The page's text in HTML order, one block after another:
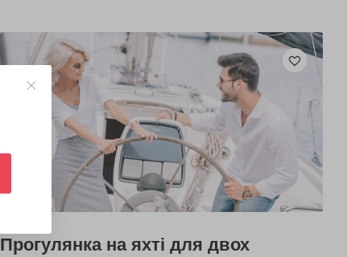
Прогулянка на яхті для двох